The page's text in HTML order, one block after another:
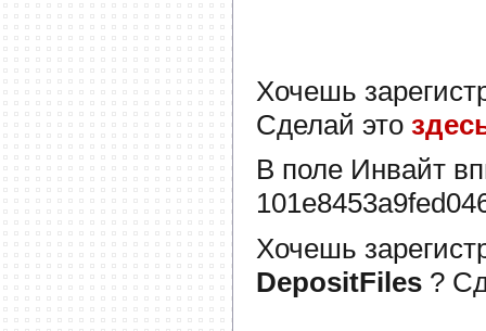
Хочешь
Сделай это
В поле Инвайт
Хочешь
DepositFiles ?